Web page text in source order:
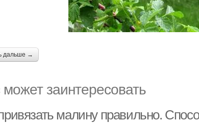
дальше →
заинтересовать
малину правильно.